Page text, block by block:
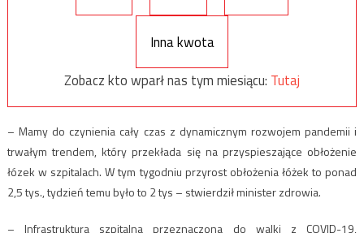
Inna kwota
Zobacz kto wparł nas tym miesiącu: Tutaj
– Mamy do czynienia cały czas z dynamicznym rozwojem pandemii i
trwałym trendem, który przekłada się na przyspieszające obłożenie
łózek w szpitalach. W tym tygodniu przyrost obłożenia łóżek to ponad
2,5 tys., tydzień temu było to 2 tys – stwierdził minister zdrowia.
– Infrastruktura szpitalna przeznaczona do walki z COVID-19,